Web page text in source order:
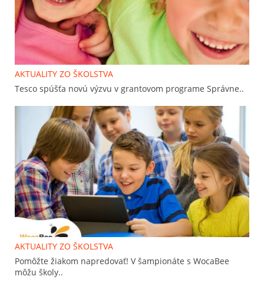
AKTUALITY ZO ŠKOLSTVA
Tesco spúšťa novú výzvu v grantovom programe Správne..
AKTUALITY ZO ŠKOLSTVA
Pomôžte žiakom napredovať! V šampionáte s WocaBee
môžu školy..